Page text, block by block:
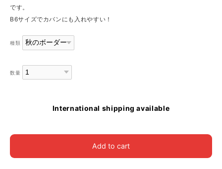
です。
B6サイズでカバンにも入れやすい！
種類
数量
International shipping available
Add to cart